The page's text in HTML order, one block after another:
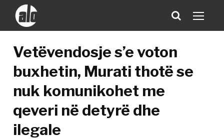
Vetëvendosje s’e voton
buxhetin, Murati thotë se
nuk komunikohet me
qeveri në detyrë dhe
ilegale